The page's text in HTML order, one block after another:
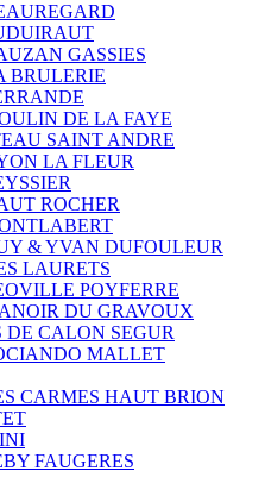
GASSIES
BRULERIE
DE LA FAYE
SAINT ANDRE
LA FLEUR
ROCHER
& YVAN DUFOULEUR
LAURETS
POYFERRE
DU GRAVOUX
CALON SEGUR
MALLET
CARMES HAUT BRION
FAUGERES